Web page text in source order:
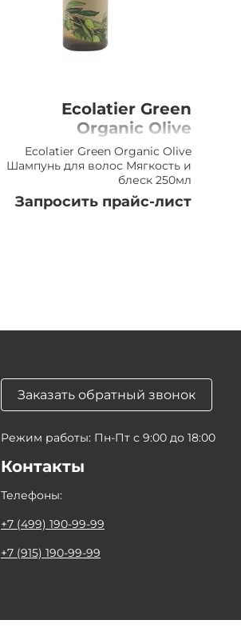
Ecolatier Green
Organic Olive
Шампунь для волос
Мягкость и блеск,
250мл
Ecolatier Green Organic Olive
Шампунь для волос Мягкость и
блеск 250мл
Запросить прайс-лист
Заказать обратный звонок
Режим работы: Пн-Пт с 9:00 до 18:00
Контакты
Телефоны:
+7 (499) 190-99-99
+7 (915) 190-99-99